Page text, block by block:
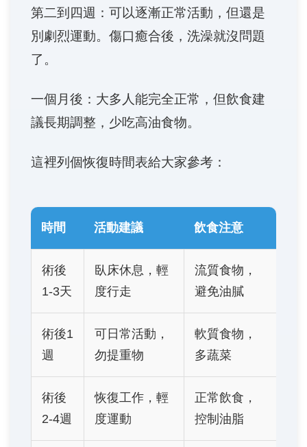
第二到四週：可以逐漸正常活動，但還是
別劇烈運動。傷口癒合後，洗澡就沒問題
了。
一個月後：大多人能完全正常，但飲食建
議長期調整，少吃高油食物。
這裡列個恢復時間表給大家參考：
時間 活動建議 飲食注意
術後
1-3天
臥床休息，輕
度行走
流質食物，
避免油膩
術後1
週
可日常活動，
勿提重物
軟質食物，
多蔬菜
術後
2-4週
恢復工作，輕
度運動
正常飲食，
控制油脂